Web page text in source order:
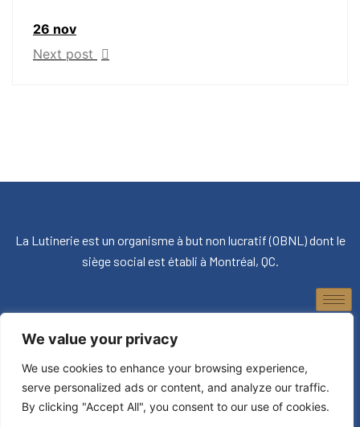
We value your privacy
We use cookies to enhance your browsing experience,
serve personalized ads or content, and analyze our traffic.
By clicking "Accept All", you consent to our use of cookies.
26 nov
Next post
La Lutinerie est un organisme à but non lucratif (OBNL) dont le
siège social est établi à Montréal, QC.
© 2026, La Lutinerie. Tous droits réservés.